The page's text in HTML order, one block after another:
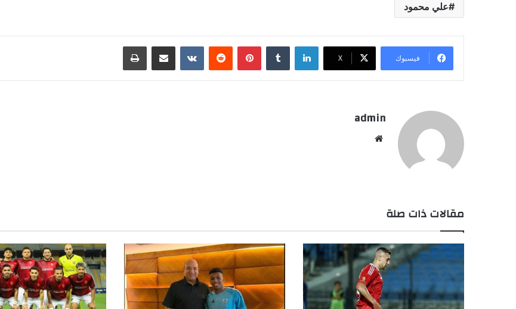
علي محمود
فيسبوك ‫X
لينكدإن بينتيريست مشاركة عبر البريد طباعة
admin
مقالات ذات صلة